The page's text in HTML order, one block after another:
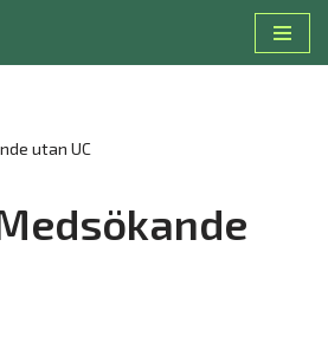
utan UC